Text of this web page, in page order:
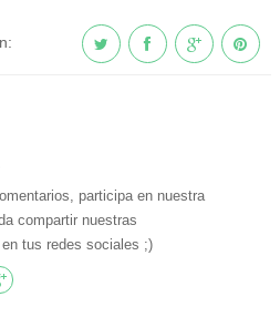
participa en nuestra
compartir nuestras
tus redes sociales ;)